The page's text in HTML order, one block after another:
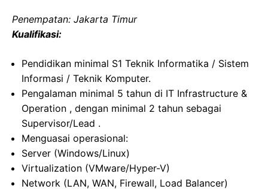
Penempatan: Jakarta Timur
Kualifikasi:
Pendidikan minimal S1 Teknik Informatika / Sistem
Informasi / Teknik Komputer.
Pengalaman minimal 5 tahun di IT Infrastructure &
Operation , dengan minimal 2 tahun sebagai
Supervisor/Lead .
Menguasai operasional:
Server (Windows/Linux)
Virtualization (VMware/Hyper-V)
Network (LAN, WAN, Firewall, Load Balancer)